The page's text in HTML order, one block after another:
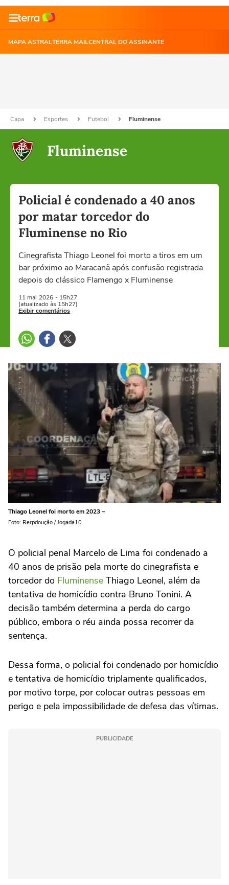
MAPA ASTRALTERRA MAILCENTRAL DO ASSINANTE
Capa Esportes Futebol Fluminense
Fluminense
Policial é condenado a 40 anos
por matar torcedor do
Fluminense no Rio
Cinegrafista Thiago Leonel foi morto a tiros em um
bar próximo ao Maracanã após confusão registrada
depois do clássico Flamengo x Fluminense
11 mai 2026 - 15h27
(atualizado às 15h27)
Exibir comentários
Thiago Leonel foi morto em 2023 –
Foto: Rerpdoução / Jogada10
O policial penal Marcelo de Lima foi condenado a
40 anos de prisão pela morte do cinegrafista e
torcedor do Fluminense Thiago Leonel, além da
tentativa de homicídio contra Bruno Tonini. A
decisão também determina a perda do cargo
público, embora o réu ainda possa recorrer da
sentença.
Dessa forma, o policial foi condenado por homicídio
e tentativa de homicídio triplamente qualificados,
por motivo torpe, por colocar outras pessoas em
perigo e pela impossibilidade de defesa das vítimas.
PUBLICIDADE